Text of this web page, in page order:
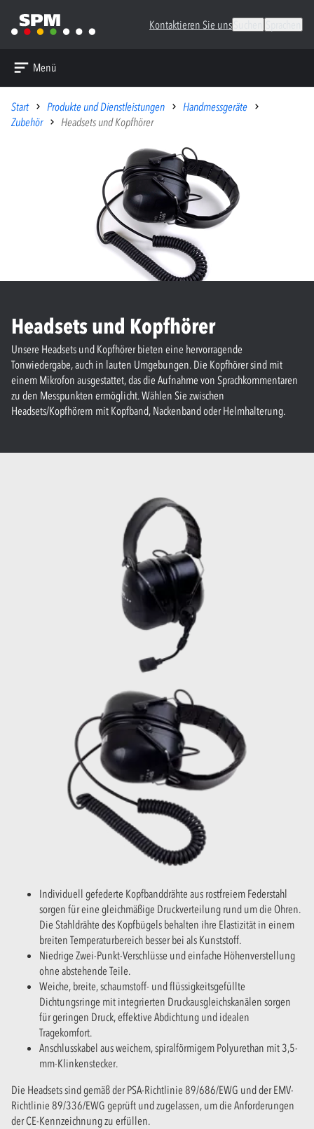
Kontaktieren Sie uns
Menü
Start Produkte und Dienstleistungen
Handmessgeräte
Zubehör
Headsets und Kopfhörer
Headsets und Kopfhörer
Unsere Headsets und Kopfhörer bieten eine hervorragende
Tonwiedergabe, auch in lauten Umgebungen. Die Kopfhörer sind mit
einem Mikrofon ausgestattet, das die Aufnahme von Sprachkommentaren
zu den Messpunkten ermöglicht. Wählen Sie zwischen
Headsets/Kopfhörern mit Kopfband, Nackenband oder Helmhalterung.
Individuell gefederte Kopfbanddrähte aus rostfreiem Federstahl
sorgen für eine gleichmäßige Druckverteilung rund um die Ohren.
Die Stahldrähte des Kopfbügels behalten ihre Elastizität in einem
breiten Temperaturbereich besser bei als Kunststoff.
Niedrige Zwei-Punkt-Verschlüsse und einfache Höhenverstellung
ohne abstehende Teile.
Weiche, breite, schaumstoff- und flüssigkeitsgefüllte
Dichtungsringe mit integrierten Druckausgleichskanälen sorgen
für geringen Druck, effektive Abdichtung und idealen
Tragekomfort.
Anschlusskabel aus weichem, spiralförmigem Polyurethan mit 3,5-
mm-Klinkenstecker.
Die Headsets sind gemäß der PSA-Richtlinie 89/686/EWG und der EMV-
Richtlinie 89/336/EWG geprüft und zugelassen, um die Anforderungen
der CE-Kennzeichnung zu erfüllen.